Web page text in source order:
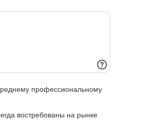
профессиональному
востребованы на рынке